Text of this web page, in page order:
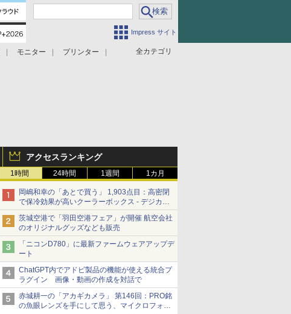
Impress サイト
全カテゴリ
モニター
プリンター
アクセスランキング
1時間 24時間 1週間 1カ月
岡嶋和幸の「あとで買う」 1,903点目：高密閉
で保冷効果が高いクーラーボックス - デジカメ
Watch
茨城空港で「羽田空港フェア」が開催 航空会社
のオリジナルグッズなども販売
「ニコンD780」に最新ファームウェアアップデ
ート
ChatGPT内でアドビ製品の機能が使える統合プ
ラグイン 画像・動画の作成を対話で
赤城耕一の「アカギカメラ」 第146回：PRO銘
の魚眼レンズを手にして思う、マイクロフォー